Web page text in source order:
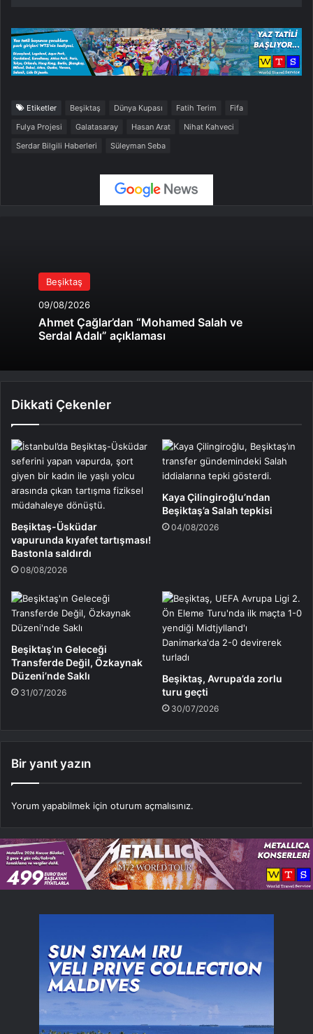
Etiketler Beşiktaş Dünya Kupası Fatih Terim
Fifa
Fulya Projesi
Galatasaray Hasan Arat
Nihat Kahveci
Serdar Bilgili Haberleri
Süleyman Seba
Beşiktaş
09/08/2026
Ahmet Çağlar’dan “Mohamed Salah ve
Serdal Adalı” açıklaması
Dikkati Çekenler
Beşiktaş-Üsküdar
vapurunda kıyafet tartışması!
Bastonla saldırdı
08/08/2026
Kaya Çilingiroğlu’ndan
Beşiktaş’a Salah tepkisi
04/08/2026
Beşiktaş’ın Geleceği
Transferde Değil, Özkaynak
Düzeni’nde Saklı
31/07/2026
Beşiktaş, Avrupa’da zorlu
turu geçti
30/07/2026
Bir yanıt yazın
Yorum yapabilmek için oturum açmalısınız.